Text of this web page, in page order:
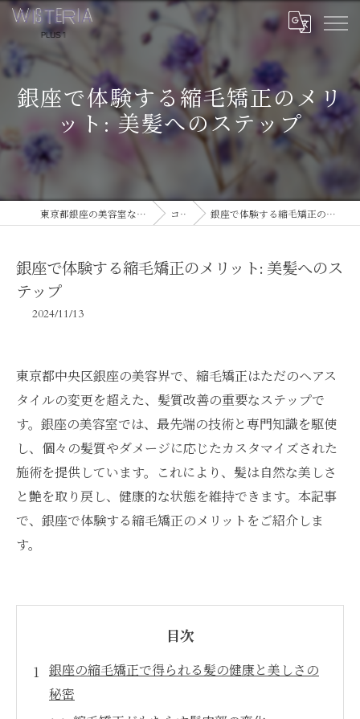
銀座で体験する縮毛矯正のメリ
ット: 美髪へのステップ
東京都銀座の美容室ならWISTERIA PLUS 1 コラム 銀座で体験する縮毛矯正のメリット: 美髪へのステップ
銀座で体験する縮毛矯正のメリット: 美髪へのス
テップ
2024/11/13
東京都中央区銀座の美容界で、縮毛矯正はただのヘアス
タイルの変更を超えた、髪質改善の重要なステップで
す。銀座の美容室では、最先端の技術と専門知識を駆使
し、個々の髪質やダメージに応じたカスタマイズされた
施術を提供しています。これにより、髪は自然な美しさ
と艶を取り戻し、健康的な状態を維持できます。本記事
で、銀座で体験する縮毛矯正のメリットをご紹介しま
す。
目次
銀座の縮毛矯正で得られる髪の健康と美しさの
秘密